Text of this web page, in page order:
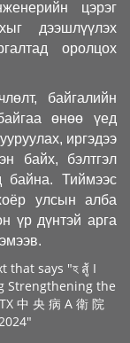
цэрэг
дээшлүүлэх
оролцох
байгалийн
өнөө үед
иргэдээ
байх, бэлтгэл
байна. Тиймээс
улсын алба
үр дүнтэй арга